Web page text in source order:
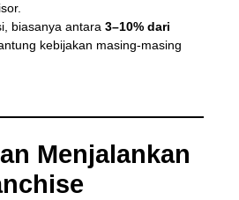
biasanya antara 3–10% dari
kebijakan masing-masing
Menjalankan